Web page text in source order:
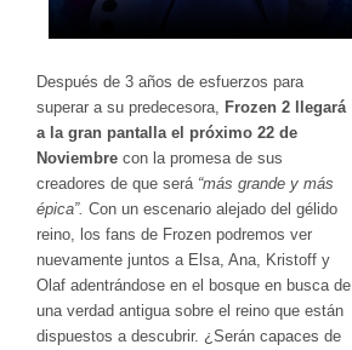
Después de 3 años de esfuerzos para
superar a su predecesora,
Frozen 2 llegará
a la gran pantalla el próximo 22 de
Noviembre con la promesa de sus
creadores de que será “más grande y más
épica”. Con un escenario alejado del gélido
reino, los fans de Frozen podremos ver
nuevamente juntos a Elsa, Ana, Kristoff y
Olaf adentrándose en el bosque en busca de
una verdad antigua sobre el reino que están
dispuestos a descubrir. ¿Serán capaces de